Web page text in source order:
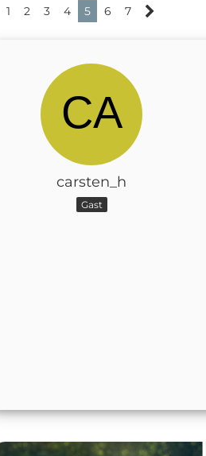
1 2 3 4 5 6 7
carsten_h
Gast